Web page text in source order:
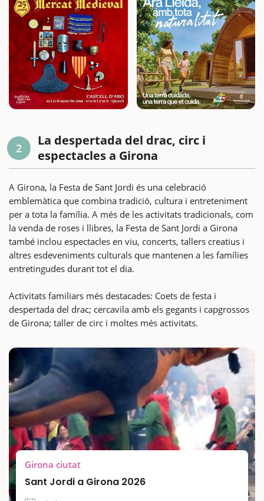
2
La despertada del drac, circ i
espectacles a Girona
A Girona, la Festa de Sant Jordi és una celebració
emblemàtica que combina tradició, cultura i entreteniment
per a tota la família. A més de les activitats tradicionals, com
la venda de roses i llibres, la Festa de Sant Jordi a Girona
també inclou espectacles en viu, concerts, tallers creatius i
altres esdeveniments culturals que mantenen a les famílies
entretingudes durant tot el dia.
Activitats familiars més destacades: Coets de festa i
despertada del drac; cercavila amb els gegants i capgrossos
de Girona; taller de circ i moltes més activitats.
Girona ciutat
Sant Jordi a Girona 2026